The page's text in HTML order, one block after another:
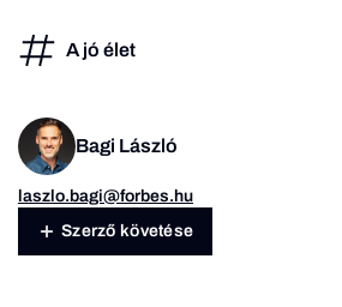
A jó élet
Bagi László
laszlo.bagi@forbes.hu
Szerző követése